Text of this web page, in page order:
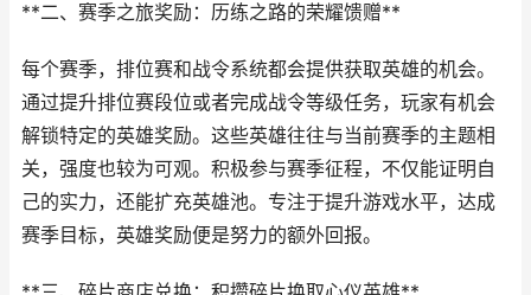
**二、赛季之旅奖励：历练之路的荣耀馈赠**
每个赛季，排位赛和战令系统都会提供获取英雄的机会。
通过提升排位赛段位或者完成战令等级任务，玩家有机会
解锁特定的英雄奖励。这些英雄往往与当前赛季的主题相
关，强度也较为可观。积极参与赛季征程，不仅能证明自
己的实力，还能扩充英雄池。专注于提升游戏水平，达成
赛季目标，英雄奖励便是努力的额外回报。